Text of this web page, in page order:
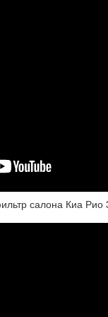
салона Киа Рио